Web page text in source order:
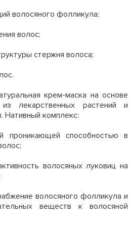
волосяного фолликула;
волос;
стержня волоса;
крем-маска на основе
лекарственных растений и
Нативный комплекс:
проникающей способностью в
волосяных луковиц на
волосяного фолликула и
веществ к волосяной